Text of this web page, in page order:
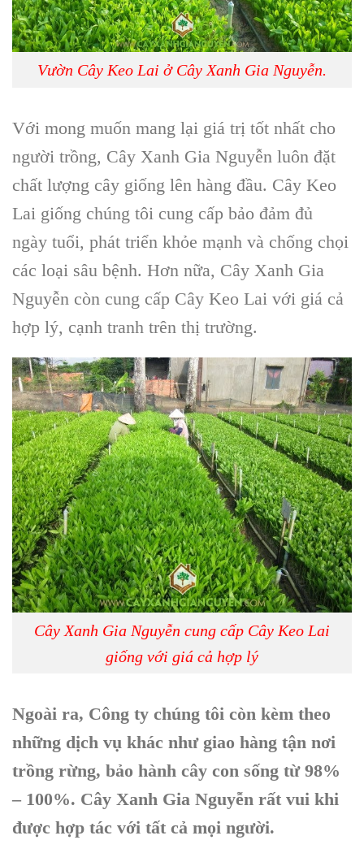
Vườn Cây Keo Lai ở Cây Xanh Gia Nguyễn.
Với mong muốn mang lại giá trị tốt nhất cho
người trồng, Cây Xanh Gia Nguyễn luôn đặt
chất lượng cây giống lên hàng đầu. Cây Keo
Lai giống chúng tôi cung cấp bảo đảm đủ
ngày tuổi, phát triển khỏe mạnh và chống chọi
các loại sâu bệnh. Hơn nữa, Cây Xanh Gia
Nguyễn còn cung cấp Cây Keo Lai với giá cả
hợp lý, cạnh tranh trên thị trường.
Cây Xanh Gia Nguyễn cung cấp Cây Keo Lai
giống với giá cả hợp lý
Ngoài ra, Công ty chúng tôi còn kèm theo
những dịch vụ khác như giao hàng tận nơi
trồng rừng, bảo hành cây con sống từ 98%
– 100%. Cây Xanh Gia Nguyễn rất vui khi
được hợp tác với tất cả mọi người.